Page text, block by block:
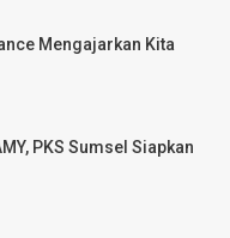
Mengajarkan Kita
PKS Sumsel Siapkan